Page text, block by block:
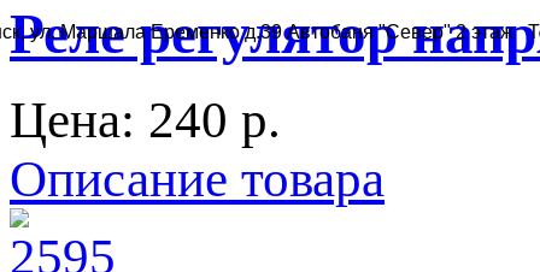
ул. Маршала Еременко д.39 Автобаня "Север" 2 этаж
Реле регулятор
Цена: 240 p.
Описание товара